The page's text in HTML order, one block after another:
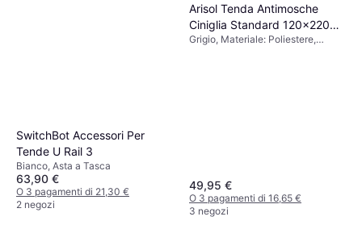
SwitchBot Accessori Per
Tende U Rail 3
Bianco, Asta a Tasca
63,90 €
O 3 pagamenti di 21,30 €
2 negozi
Arisol Tenda Antimosche
Ciniglia Standard 120x220
cm 120x220cm
Grigio, Materiale: Poliestere,
49,95 €
O 3 pagamenti di 16,65 €
3 negozi